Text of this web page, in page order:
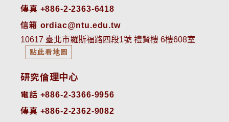
傳真 +886-2-2363-6418
信箱 ordiac@ntu.edu.tw
10617 臺北市羅斯福路四段1號 禮賢樓 6樓608室
點此看地圖
研究倫理中心
電話 +886-2-3366-9956
傳真 +886-2-2362-9082